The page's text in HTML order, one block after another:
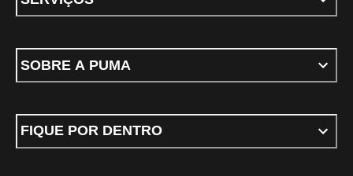
SOBRE A PUMA
FIQUE POR DENTRO